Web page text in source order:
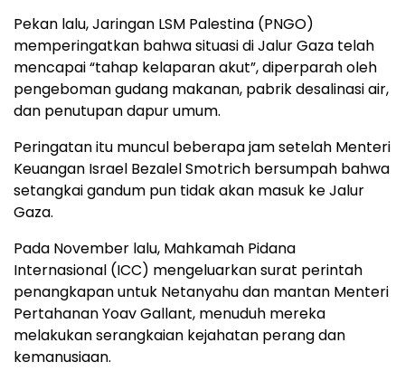
Pekan lalu, Jaringan LSM Palestina (PNGO)
memperingatkan bahwa situasi di Jalur Gaza telah
mencapai “tahap kelaparan akut”, diperparah oleh
pengeboman gudang makanan, pabrik desalinasi air,
dan penutupan dapur umum.
Peringatan itu muncul beberapa jam setelah Menteri
Keuangan Israel Bezalel Smotrich bersumpah bahwa
setangkai gandum pun tidak akan masuk ke Jalur
Gaza.
Pada November lalu, Mahkamah Pidana
Internasional (ICC) mengeluarkan surat perintah
penangkapan untuk Netanyahu dan mantan Menteri
Pertahanan Yoav Gallant, menuduh mereka
melakukan serangkaian kejahatan perang dan
kemanusiaan.